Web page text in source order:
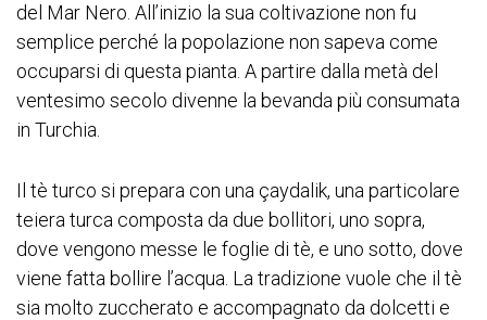
del Mar Nero. All’inizio la sua coltivazione non fu
semplice perché la popolazione non sapeva come
occuparsi di questa pianta. A partire dalla metà del
ventesimo secolo divenne la bevanda più consumata
in Turchia.
Il tè turco si prepara con una çaydalik, una particolare
teiera turca composta da due bollitori, uno sopra,
dove vengono messe le foglie di tè, e uno sotto, dove
viene fatta bollire l’acqua. La tradizione vuole che il tè
sia molto zuccherato e accompagnato da dolcetti e